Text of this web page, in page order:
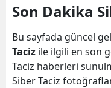
Son Dakika
Bu sayfada güncel
Taciz ile ilgili en son
Taciz haberleri
Siber Taciz